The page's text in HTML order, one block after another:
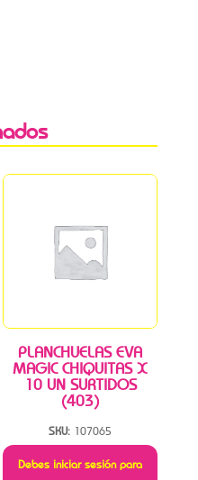
PLANCHUELAS EVA
MAGIC CHIQUITAS X
10 UN SURTIDOS
(403)
SKU: 107065
Debes iniciar sesión para